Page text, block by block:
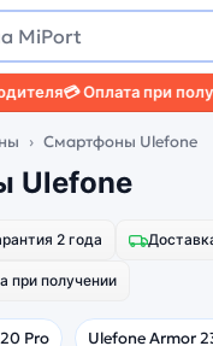
💳 Оплата при
Смартфоны Ulefone
Ulefone
2 года
при получении
Pro Ulefone Armor